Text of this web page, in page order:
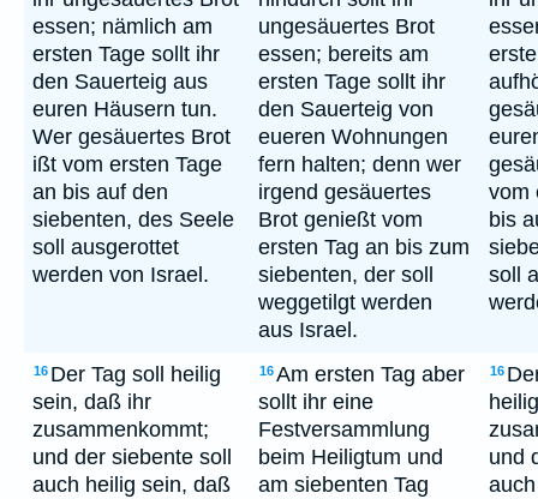
essen; nämlich am
ersten Tage sollt ihr
den Sauerteig aus
euren Häusern tun.
Wer gesäuertes Brot
ißt vom ersten Tage
an bis auf den
siebenten, des Seele
soll ausgerottet
werden von Israel.
ungesäuertes Brot
essen; bereits am
ersten Tage sollt ihr
den Sauerteig von
eueren Wohnungen
fern halten; denn wer
irgend gesäuertes
Brot genießt vom
ersten Tag an bis zum
siebenten, der soll
weggetilgt werden
aus Israel.
vom
bis
soll
16 Der Tag soll heilig
sein, daß ihr
zusammenkommt;
und der siebente soll
auch heilig sein, daß
16Am ersten Tag aber
sollt ihr eine
Festversammlung
beim Heiligtum und
am siebenten Tag
16
und